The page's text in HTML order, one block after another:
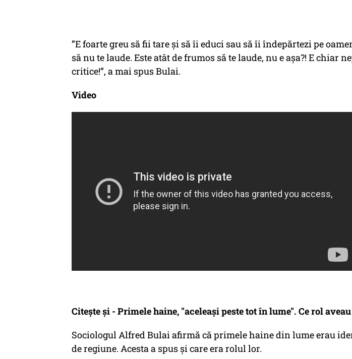
”E foarte greu să fii tare și să îi educi sau să îi îndepărtezi pe
să nu te laude. Este atât de frumos să te laude, nu e așa?! E chiar
critice!”, a mai spus Bulai.
Video
Citește și - Primele haine, "aceleaşi peste tot în lume". Ce rol aveau
Sociologul Alfred Bulai afirmă că primele haine din lume erau
de regiune. Acesta a spus şi care era rolul lor.